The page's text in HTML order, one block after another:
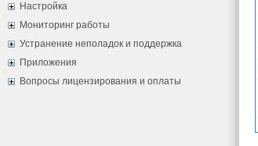
Настройка
Мониторинг работы
Устранение неполадок и поддержка
Приложения
Вопросы лицензирования и оплаты